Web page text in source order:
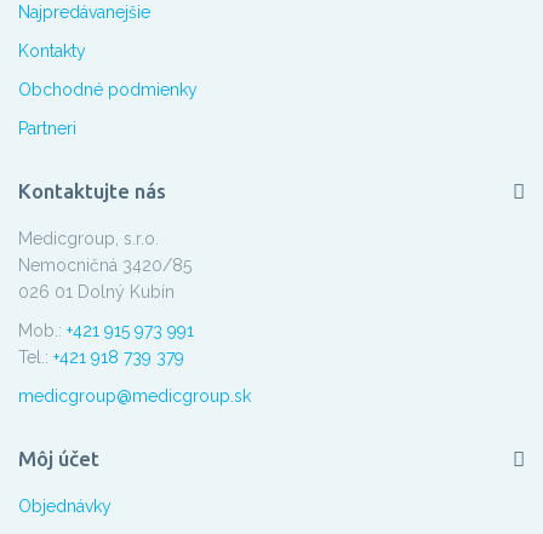
Najpredávanejšie
Kontakty
Obchodné podmienky
Partneri
Kontaktujte nás
Medicgroup, s.r.o.
Nemocničná 3420/85
026 01 Dolný Kubín
Mob.: +421 915 973 991
Tel.: +421 918 739 379
medicgroup@medicgroup.sk
Môj účet
Objednávky